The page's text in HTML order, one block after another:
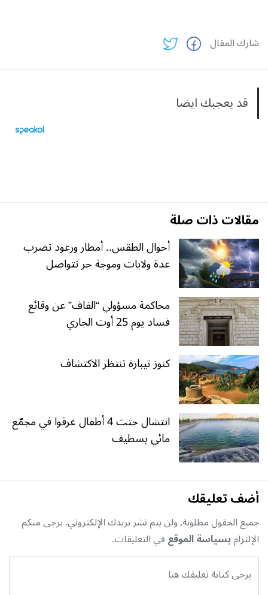
شارك المقال
قد يعجبك ايضا
مقالات ذات صلة
أحوال الطقس.. أمطار ورعود تضرب
عدة ولايات وموجة حر تتواصل
محاكمة مسؤولي “الفاف” عن وقائع
فساد يوم 25 أوت الجاري
كنوز تيبازة تنتظر الاكتشاف
انتشال جثث 4 أطفال غرقوا في مجمّع
مائي بسطيف
أضف تعليقك
جميع الحقول مطلوبة, ولن يتم نشر بريدك الإلكتروني. يرجى منكم
الإلتزامبسياسة الموقعفي التعليقات.